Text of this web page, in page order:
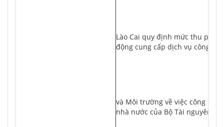
Lào Cai quy định mức thu phí,
động cung cấp dịch vụ công
và Môi trường về việc công bố
nhà nước của Bộ Tài nguyên